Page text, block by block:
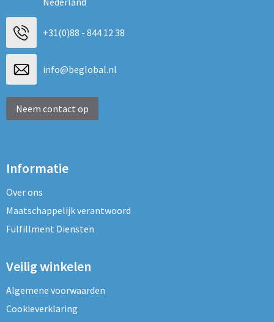
+31(0)88 - 844 12 38
info@beglobal.nl
Neem contact op
Informatie
Over ons
Maatschappelijk verantwoord
Fulfillment Diensten
Veilig winkelen
Algemene voorwaarden
Cookieverklaring